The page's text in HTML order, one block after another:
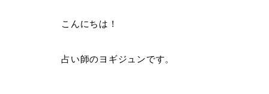
こんにちは！
占い師のヨギジュンです。